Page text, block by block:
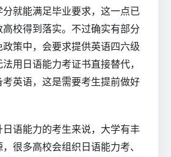
就能满足毕业要求，这一点已
校得到落实。不过确实有部分
策中，会要求提供英语四六级
用日语能力考证书直接替代，
英语，这是需要考生提前做好
语能力的考生来说，大学有丰
很多高校会组织日语能力考、